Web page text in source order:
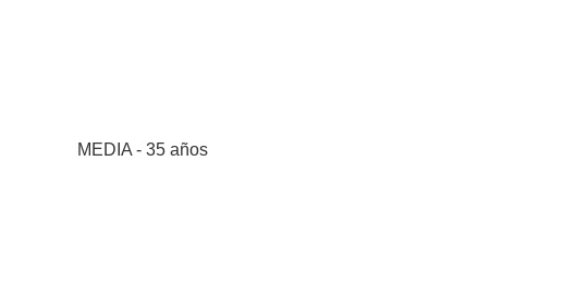
MEDIA - 35 años